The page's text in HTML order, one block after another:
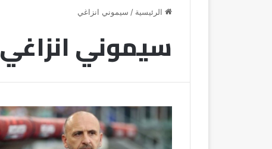
الرئيسية / سيموني انزاغي
سيموني انزاغي